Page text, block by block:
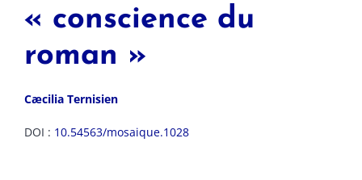
« conscience du
roman »
Cæcilia Ternisien
DOI : 10.54563/mosaique.1028